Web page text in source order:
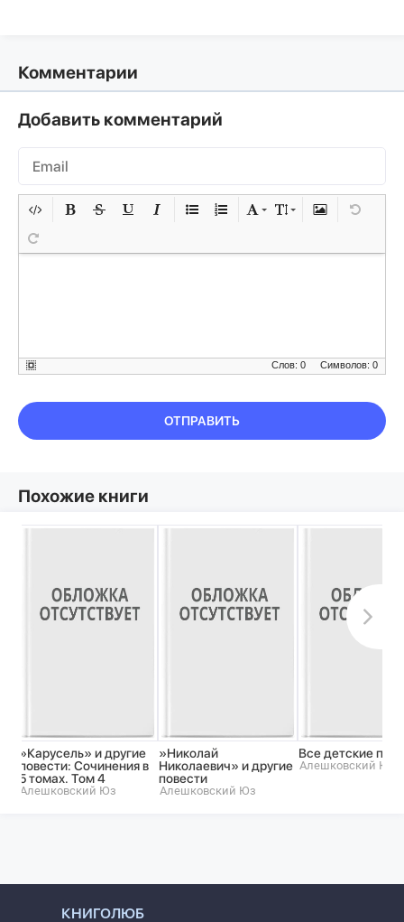
Комментарии
Добавить комментарий
Символов: 0
Слов: 0
ОТПРАВИТЬ
Похожие книги
»Карусель» и другие
повести: Сочинения в
5 томах. Том 4
Алешковский Юз
»Николай
Николаевич» и другие
повести
Алешковский Юз
Все детские
Алешковский Юз
КНИГОЛЮБ